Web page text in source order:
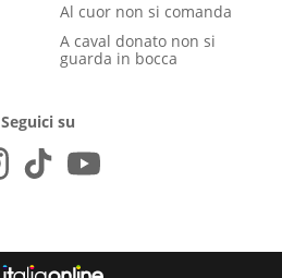
Al cuor non si comanda
A caval donato non si
guarda in bocca
Seguici su